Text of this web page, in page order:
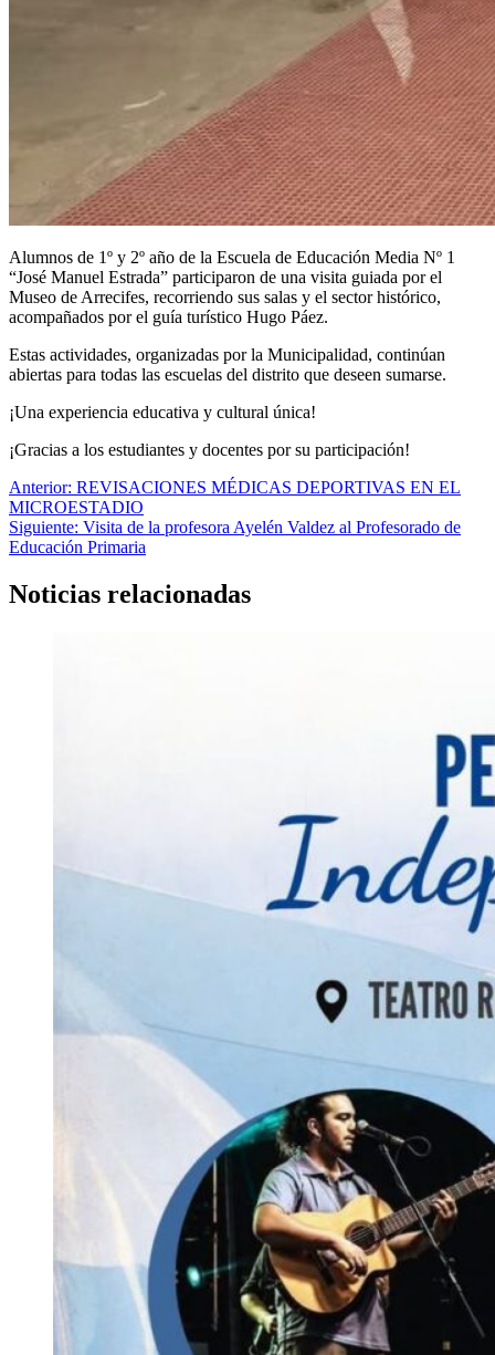
Alumnos de 1º y 2º año de la Escuela de Educación Media Nº 1
“José Manuel Estrada” participaron de una visita guiada por el
Museo de Arrecifes, recorriendo sus salas y el sector histórico,
acompañados por el guía turístico Hugo Páez.
Estas actividades, organizadas por la Municipalidad, continúan
abiertas para todas las escuelas del distrito que deseen sumarse.
¡Una experiencia educativa y cultural única!
¡Gracias a los estudiantes y docentes por su participación!
Navegación
de
entradas
Anterior: REVISACIONES MÉDICAS DEPORTIVAS EN EL
MICROESTADIO
Siguiente: Visita de la profesora Ayelén Valdez al Profesorado de
Educación Primaria
Noticias relacionadas